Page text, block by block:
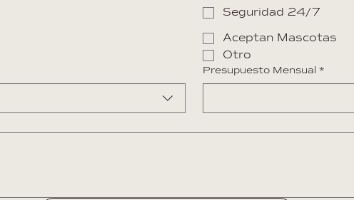
Seguridad 24/7
Aceptan Mascotas
Otro
Presupuesto Mensual *